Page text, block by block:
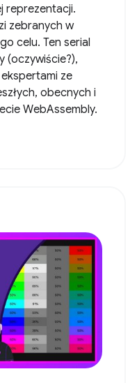
reprezentacji.
zebranych w
celu. Ten serial
(oczywiście?),
ze
obecnych i
WebAssembly.